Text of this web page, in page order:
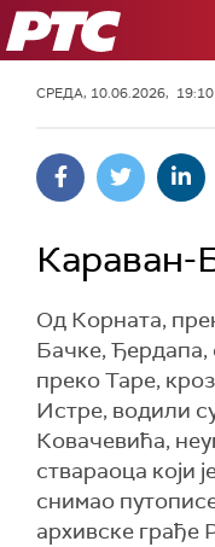
РТС
СРЕДА, 10.06.2026, 19:10
Од Корната,
Бачке,
преко Таре,
Истре, водили
Ковачевића,
ствараоца који
снимао
архивске грађе